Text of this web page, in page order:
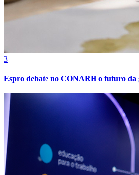
Atlético-MG
3
Espro debate no CONARH o futuro da